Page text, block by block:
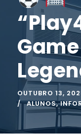
OUTUBRO 13,
ALUNOS,